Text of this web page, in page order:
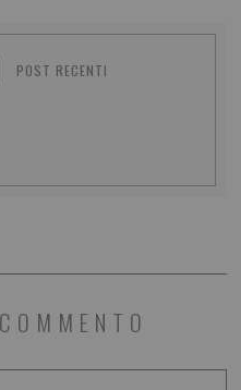
POST RECENTI